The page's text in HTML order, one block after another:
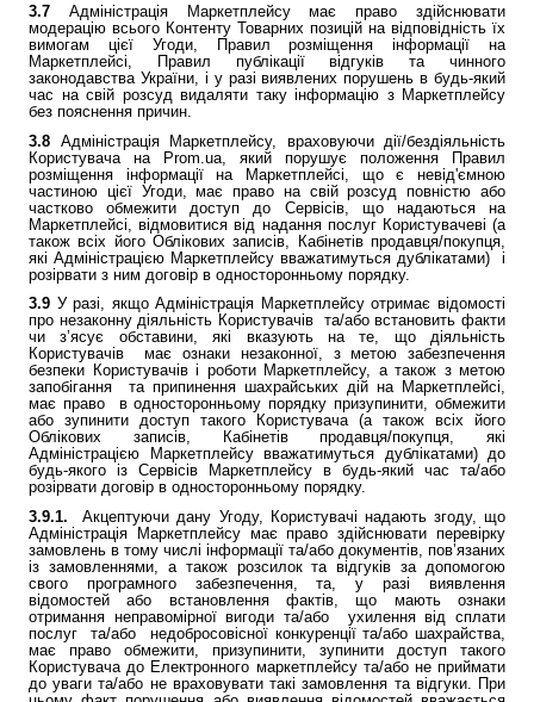
3.7 Адміністрація Маркетплейсу має право здійснювати
модерацію всього Контенту Товарних позицій на відповідність їх
вимогам цієї Угоди, Правил розміщення інформації на
Маркетплейсі, Правил публікації відгуків та чинного
законодавства України, і у разі виявлених порушень в будь-який
час на свій розсуд видаляти таку інформацію з Маркетплейсу
без пояснення причин.
3.8 Адміністрація Маркетплейсу, враховуючи дії/бездіяльність
Користувача на Prom.ua, який порушує положення Правил
розміщення інформації на Маркетплейсі, що є невід'ємною
частиною цієї Угоди, має право на свій розсуд повністю або
частково обмежити доступ до Сервісів, що надаються на
Маркетплейсі, відмовитися від надання послуг Користувачеві (а
також всіх його Облікових записів, Кабінетів продавця/покупця,
які Адміністрацією Маркетплейсу вважатимуться дублікатами) і
розірвати з ним договір в односторонньому порядку.
3.9 У разі, якщо Адміністрація Маркетплейсу отримає відомості
про незаконну діяльність Користувачів та/або встановить факти
чи з’ясує обставини, які вказують на те, що діяльність
Користувачів має ознаки незаконної, з метою забезпечення
безпеки Користувачів і роботи Маркетплейсу, а також з метою
запобігання та припинення шахрайських дій на Маркетплейсі,
має право в односторонньому порядку призупинити, обмежити
або зупинити доступ такого Користувача (а також всіх його
Облікових записів, Кабінетів продавця/покупця, які
Адміністрацією Маркетплейсу вважатимуться дублікатами) до
будь-якого із Сервісів Маркетплейсу в будь-який час та/або
розірвати договір в односторонньому порядку.
3.9.1.
Акцептуючи дану Угоду, Користувачі надають згоду, що
Адміністрація Маркетплейсу має право здійснювати перевірку
замовлень в тому числі інформації та/або документів, пов’язаних
із замовленнями, а також розсилок та відгуків за допомогою
свого програмного забезпечення, та, у разі виявлення
відомостей або встановлення фактів, що мають ознаки
отримання неправомірної вигоди та/або ухилення від сплати
послуг та/або недобросовісної конкуренції та/або шахрайства,
має право обмежити, призупинити, зупинити доступ такого
Користувача до Електронного маркетплейсу та/або не приймати
до уваги та/або не враховувати такі замовлення та відгуки. При